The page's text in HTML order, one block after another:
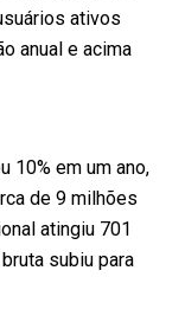
ativos
anual e acima
10% em um ano,
de 9 milhões
atingiu 701
subiu para